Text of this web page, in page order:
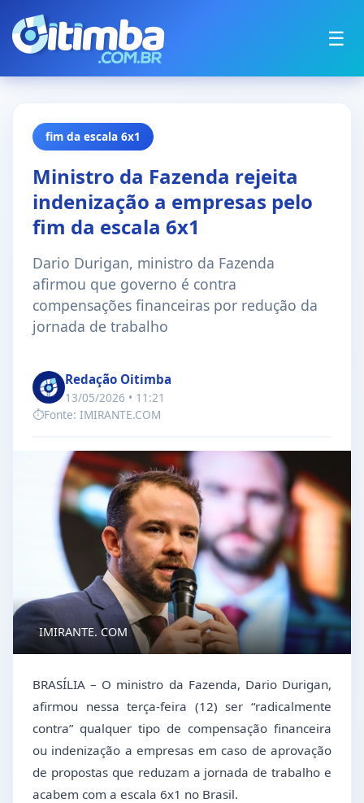
☰
fim da escala 6x1
Ministro da Fazenda rejeita
indenização a empresas pelo
fim da escala 6x1
Dario Durigan, ministro da Fazenda
afirmou que governo é contra
compensações financeiras por redução da
jornada de trabalho
Redação Oitimba
13/05/2026 • 11:21
⏱️Fonte: IMIRANTE.COM
IMIRANTE. COM
BRASÍLIA – O ministro da Fazenda, Dario Durigan,
afirmou nessa terça-feira (12) ser “radicalmente
contra” qualquer tipo de compensação financeira
ou indenização a empresas em caso de aprovação
de propostas que reduzam a jornada de trabalho e
acabem com a escala 6x1 no Brasil.